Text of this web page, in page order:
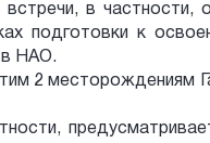
в частности,
подготовки к
НАО.
2 месторождениям